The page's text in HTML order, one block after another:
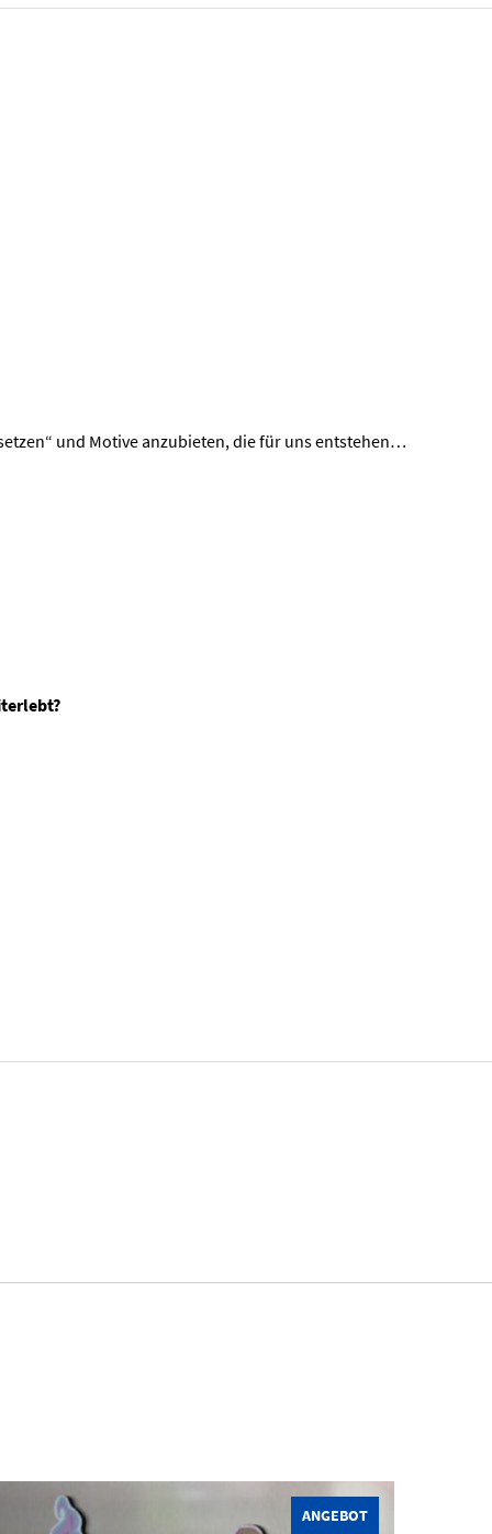
und Motive anzubieten, die für uns entstehen…
Dieses Produkt weist mehrere Varianten auf. Die Optionen können auf der Produktseite gewählt werden
ANGEBOT